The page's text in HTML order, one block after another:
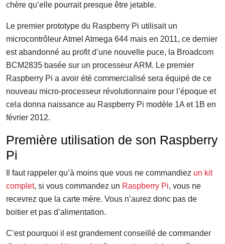
chère qu’elle pourrait presque être jetable.
Le premier prototype du Raspberry Pi utilisait un
microcontrôleur Atmel Atmega 644 mais en 2011, ce dernier
est abandonné au profit d’une nouvelle puce, la Broadcom
BCM2835 basée sur un processeur ARM. Le premier
Raspberry Pi a avoir été commercialisé sera équipé de ce
nouveau micro-processeur révolutionnaire pour l’époque et
cela donna naissance au Raspberry Pi modèle 1A et 1B en
février 2012.
Première utilisation de son Raspberry
Pi
Il faut rappeler qu’à moins que vous ne commandiez un kit
complet, si vous commandez un Raspberry Pi, vous ne
recevrez que la carte mère. Vous n’aurez donc pas de
boitier et pas d’alimentation.
C’est pourquoi il est grandement conseillé de commander